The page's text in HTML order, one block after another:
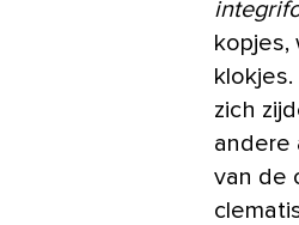
kopjes,
zich
andere
van de